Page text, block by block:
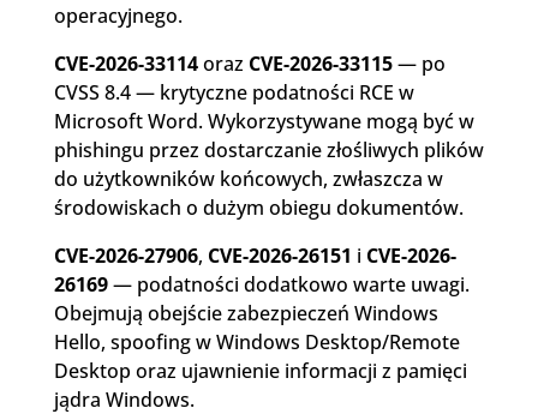
operacyjnego.
CVE-2026-33114oraz CVE-2026-33115— po
CVSS 8.4 — krytyczne podatności RCE w
Microsoft Word. Wykorzystywane mogą być w
phishingu przez dostarczanie złośliwych plików
do użytkowników końcowych, zwłaszcza w
środowiskach o dużym obiegu dokumentów.
CVE-2026-27906, CVE-2026-26151 i CVE-2026-
26169— podatności dodatkowo warte uwagi.
Obejmują obejście zabezpieczeń Windows
Hello, spoofing w Windows Desktop/Remote
Desktop oraz ujawnienie informacji z pamięci
jądra Windows.